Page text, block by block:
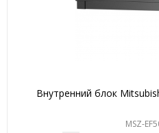
Внутренний блок
MSZ-